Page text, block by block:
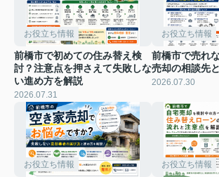
お役立ち情報
前橋市で初めての住み替え検
討？注意点を押さえて失敗しな
い進め方を解説
2026.07.31
お役立ち情報
前橋市で売れ
売却の相談先
2026.07.30
お役立ち情報 お役立ち情報